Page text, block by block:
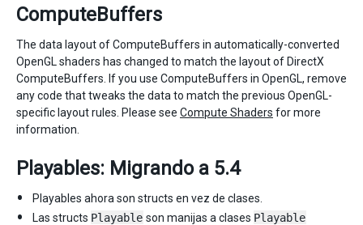
ComputeBuffers
The data layout of ComputeBuffers in automatically-converted
OpenGL shaders has changed to match the layout of DirectX
ComputeBuffers. If you use ComputeBuffers in OpenGL, remove
any code that tweaks the data to match the previous OpenGL-
specific layout rules. Please see Compute Shaders for more
information.
Playables: Migrando a 5.4
Playables ahora son structs en vez de clases.
Las structs Playable son manijas a clases Playable